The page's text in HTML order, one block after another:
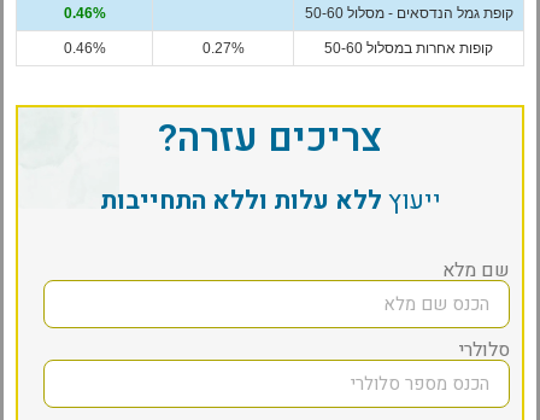
קופת גמל הנדסאים - מסלול 50-60 0.46%
קופות אחרות במסלול 50-60 0.27%
0.46%
צריכים עזרה?
ייעוץללא עלות וללא התחייבות
שם מלא
סלולרי